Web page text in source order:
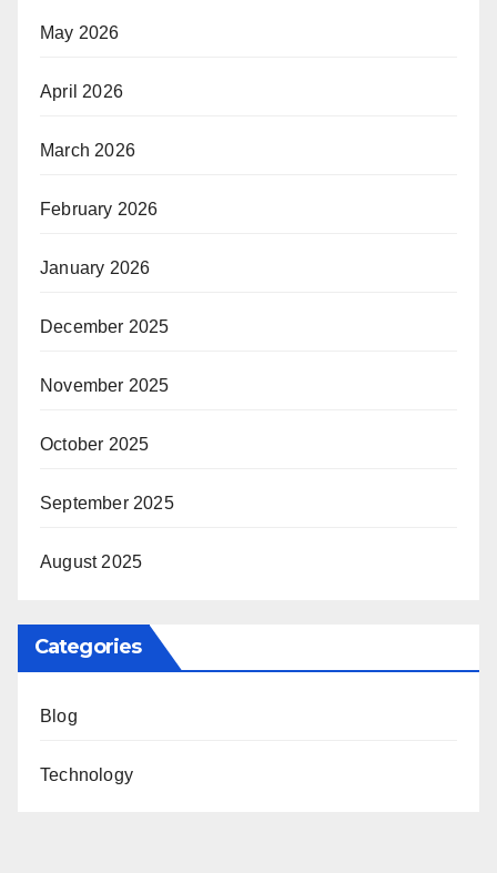
May 2026
April 2026
March 2026
February 2026
January 2026
December 2025
November 2025
October 2025
September 2025
August 2025
Categories
Blog
Technology